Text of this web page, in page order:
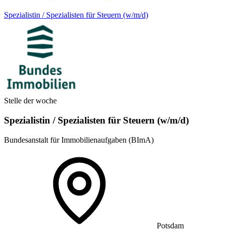
Spezialistin / Spezialisten für Steuern (w/m/d)
Stelle der woche
Spezialistin / Spezialisten für Steuern (w/m/d)
Bundesanstalt für Immobilienaufgaben (BImA)
Potsdam